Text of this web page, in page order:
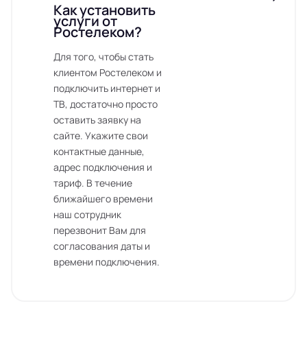
Как установить
услуги от
Ростелеком?
Для того, чтобы стать
клиентом Ростелеком и
подключить интернет и
ТВ, достаточно просто
оставить заявку на
сайте. Укажите свои
контактные данные,
адрес подключения и
тариф. В течение
ближайшего времени
наш сотрудник
перезвонит Вам для
согласования даты и
времени подключения.